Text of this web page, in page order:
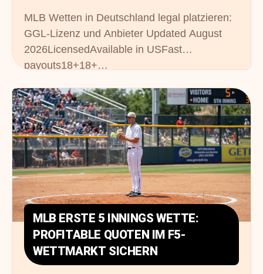
MLB Wetten in Deutschland legal platzieren:
GGL-Lizenz und Anbieter Updated August
2026LicensedAvailable in USFast
payouts18+18+…
MLB ERSTE 5 INNINGS WETTE:
PROFITABLE QUOTEN IM F5-
WETTMARKT SICHERN